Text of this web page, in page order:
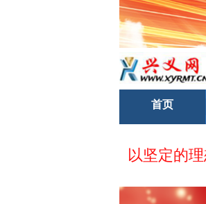
首页
“让内
以高度的
以坚定的